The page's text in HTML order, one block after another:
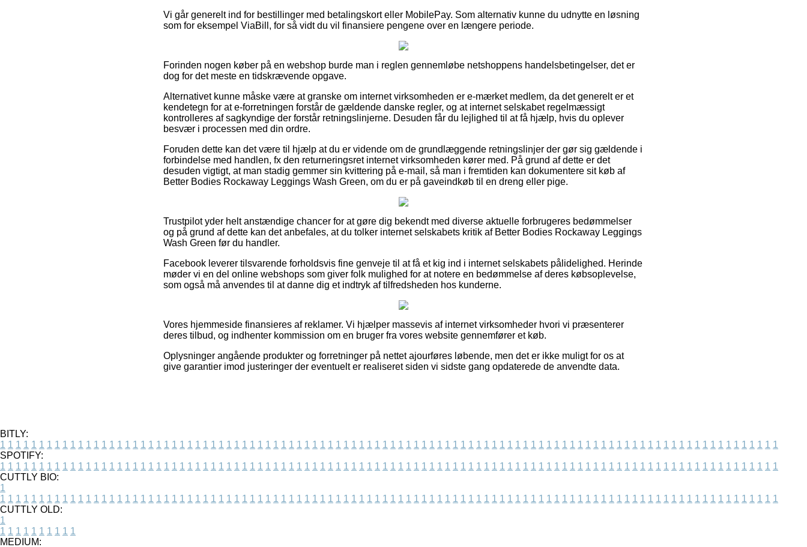
Vi går generelt ind for bestillinger med betalingskort eller MobilePay. Som alternativ kunne du udnytte en løsning
som for eksempel ViaBill, for så vidt du vil finansiere pengene over en længere periode.
Forinden nogen køber på en webshop burde man i reglen gennemløbe netshoppens handelsbetingelser, det er
dog for det meste en tidskrævende opgave.
Alternativet kunne måske være at granske om internet virksomheden er e-mærket medlem, da det generelt er et
kendetegn for at e-forretningen forstår de gældende danske regler, og at internet selskabet regelmæssigt
kontrolleres af sagkyndige der forstår retningslinjerne. Desuden får du lejlighed til at få hjælp, hvis du oplever
besvær i processen med din ordre.
Foruden dette kan det være til hjælp at du er vidende om de grundlæggende retningslinjer der gør sig gældende i
forbindelse med handlen, fx den returneringsret internet virksomheden kører med. På grund af dette er det
desuden vigtigt, at man stadig gemmer sin kvittering på e-mail, så man i fremtiden kan dokumentere sit køb af
Better Bodies Rockaway Leggings Wash Green, om du er på gaveindkøb til en dreng eller pige.
Trustpilot yder helt anstændige chancer for at gøre dig bekendt med diverse aktuelle forbrugeres bedømmelser
og på grund af dette kan det anbefales, at du tolker internet selskabets kritik af Better Bodies Rockaway Leggings
Wash Green før du handler.
Facebook leverer tilsvarende forholdsvis fine genveje til at få et kig ind i internet selskabets pålidelighed. Herinde
møder vi en del online webshops som giver folk mulighed for at notere en bedømmelse af deres købsoplevelse,
som også må anvendes til at danne dig et indtryk af tilfredsheden hos kunderne.
Vores hjemmeside finansieres af reklamer. Vi hjælper massevis af internet virksomheder hvori vi præsenterer
deres tilbud, og indhenter kommission om en bruger fra vores website gennemfører et køb.
Oplysninger angående produkter og forretninger på nettet ajourføres løbende, men det er ikke muligt for os at
give garantier imod justeringer der eventuelt er realiseret siden vi sidste gang opdaterede de anvendte data.
BITLY:
1 1 1 1 1 1 1 1 1 1 1 1 1 1 1 1 1 1 1 1 1 1 1 1 1 1 1 1 1 1 1 1 1 1 1 1 1 1 1 1 1 1 1 1 1 1 1 1 1 1 1 1 1 1 1 1 1 1 1 1 1 1 1 1 1 1 1 1 1 1 1 1 1 1 1 1 1 1 1 1 1 1 1 1 1 1 1 1 1 1 1 1 1 1 1 1 1 1 1 1
SPOTIFY:
1 1 1 1 1 1 1 1 1 1 1 1 1 1 1 1 1 1 1 1 1 1 1 1 1 1 1 1 1 1 1 1 1 1 1 1 1 1 1 1 1 1 1 1 1 1 1 1 1 1 1 1 1 1 1 1 1 1 1 1 1 1 1 1 1 1 1 1 1 1 1 1 1 1 1 1 1 1 1 1 1 1 1 1 1 1 1 1 1 1 1 1 1 1 1 1 1 1 1 1
CUTTLY BIO:
1
1 1 1 1 1 1 1 1 1 1 1 1 1 1 1 1 1 1 1 1 1 1 1 1 1 1 1 1 1 1 1 1 1 1 1 1 1 1 1 1 1 1 1 1 1 1 1 1 1 1 1 1 1 1 1 1 1 1 1 1 1 1 1 1 1 1 1 1 1 1 1 1 1 1 1 1 1 1 1 1 1 1 1 1 1 1 1 1 1 1 1 1 1 1 1 1 1 1 1 1
CUTTLY OLD:
1
1 1 1 1 1 1 1 1 1 1
MEDIUM: